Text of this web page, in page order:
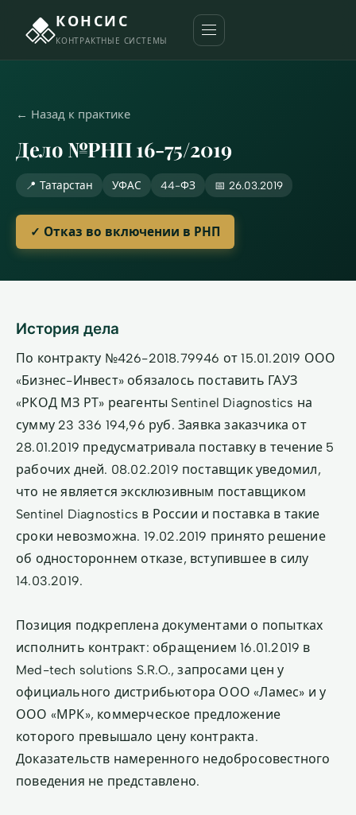
КОНСИС
КОНТРАКТНЫЕ СИСТЕМЫ
← Назад к практике
Дело №РНП 16-75/2019
📍 Татарстан УФАС 44-ФЗ 📅 26.03.2019
✓ Отказ во включении в РНП
История дела
По контракту №426-2018.79946 от 15.01.2019 ООО
«Бизнес-Инвест» обязалось поставить ГАУЗ
«РКОД МЗ РТ» реагенты Sentinel Diagnostics на
сумму 23 336 194,96 руб. Заявка заказчика от
28.01.2019 предусматривала поставку в течение 5
рабочих дней. 08.02.2019 поставщик уведомил,
что не является эксклюзивным поставщиком
Sentinel Diagnostics в России и поставка в такие
сроки невозможна. 19.02.2019 принято решение
об одностороннем отказе, вступившее в силу
14.03.2019.
Позиция подкреплена документами о попытках
исполнить контракт: обращением 16.01.2019 в
Med-tech solutions S.R.O., запросами цен у
официального дистрибьютора ООО «Ламес» и у
ООО «МРК», коммерческое предложение
которого превышало цену контракта.
Доказательств намеренного недобросовестного
поведения не представлено.